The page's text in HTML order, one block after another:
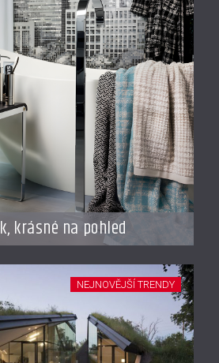
krásné na pohled
NEJNOVĚJŠÍ TRENDY